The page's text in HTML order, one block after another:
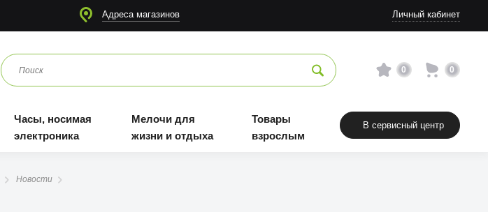
Адреса магазинов Личный кабинет
0 0
Часы, носимая
электроника
Мелочи для
жизни и отдыха
Товары
взрослым
В сервисный центр
Новости